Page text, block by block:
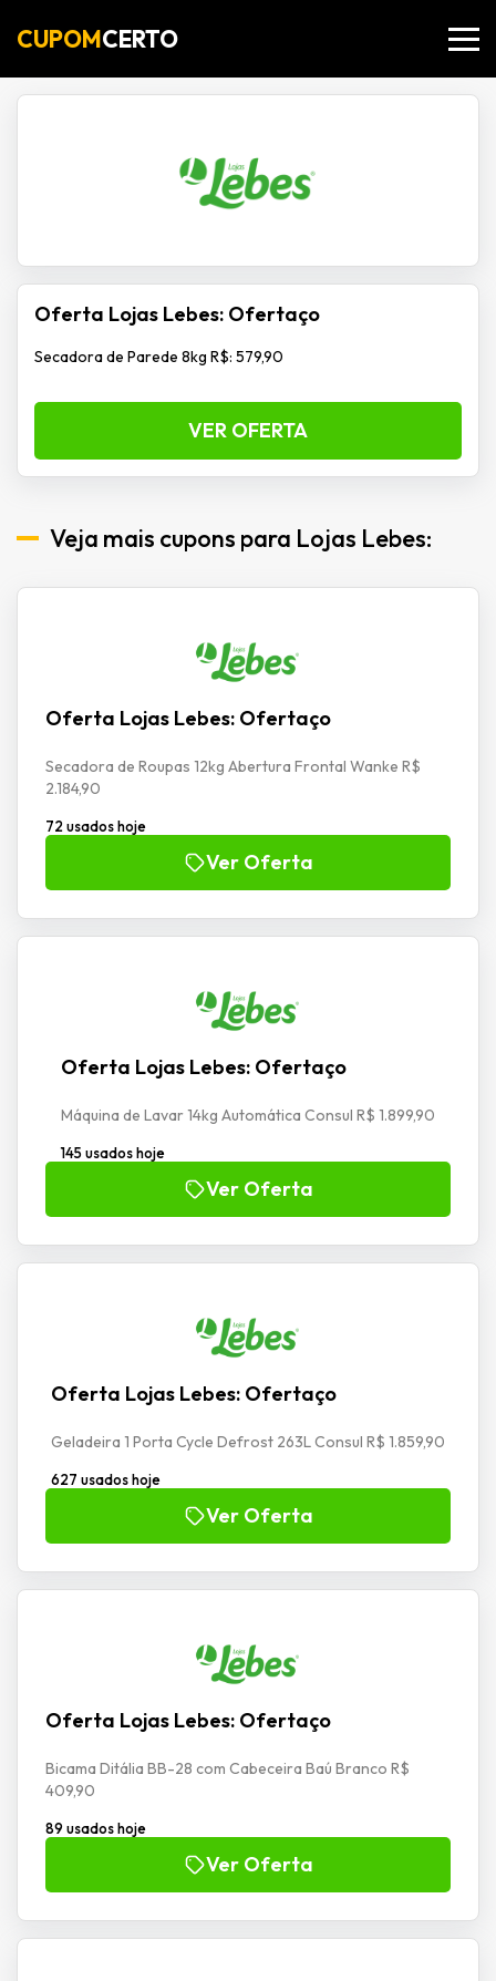
CUPOMCERTO
Oferta Lojas Lebes: Ofertaço
Secadora de Parede 8kg R$: 579,90
VER OFERTA
Veja mais cupons para Lojas Lebes:
Oferta Lojas Lebes: Ofertaço
Secadora de Roupas 12kg Abertura Frontal Wanke R$
2.184,90
72 usados hoje
Ver Oferta
Oferta Lojas Lebes: Ofertaço
Máquina de Lavar 14kg Automática Consul R$ 1.899,90
145 usados hoje
Ver Oferta
Oferta Lojas Lebes: Ofertaço
Geladeira 1 Porta Cycle Defrost 263L Consul R$ 1.859,90
627 usados hoje
Ver Oferta
Oferta Lojas Lebes: Ofertaço
Bicama Ditália BB-28 com Cabeceira Baú Branco R$
409,90
89 usados hoje
Ver Oferta